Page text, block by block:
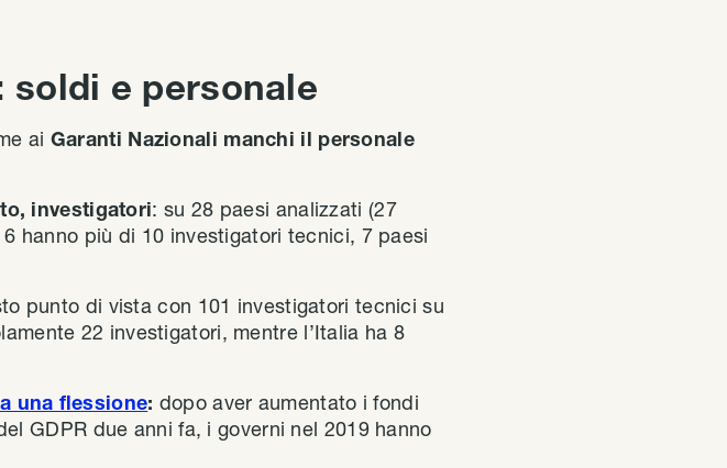
soldi e personale
ai Garanti Nazionali manchi il personale
investigatori: su 28 paesi analizzati (27
hanno più di 10 investigatori tecnici, 7 paesi
punto di vista con 101 investigatori tecnici su
22 investigatori, mentre l’Italia ha 8
una flessione: dopo aver aumentato i fondi
GDPR due anni fa, i governi nel 2019 hanno